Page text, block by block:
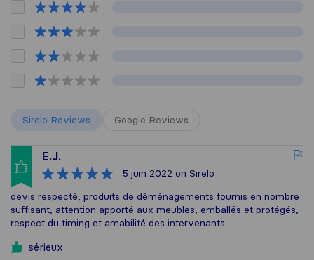
Sirelo Reviews Google Reviews
E.J.
5 juin 2022 on Sirelo
devis respecté, produits de déménagements fournis en nombre
suffisant, attention apporté aux meubles, emballés et protégés,
respect du timing et amabilité des intervenants
sérieux